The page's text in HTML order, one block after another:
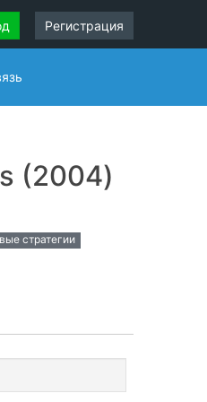
Регистрация
(2004)
стратегии